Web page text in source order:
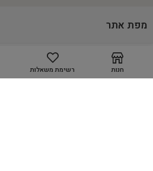
מפת אתר
GROOMING ACADEMY
חנות רשימת משאלות